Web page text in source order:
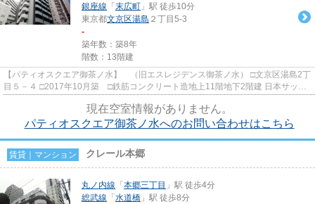
銀座線 「 末広町 」駅 徒歩10分
東京都文京区湯島 ２丁目5-3
-
築年数：築8年
階数：13階建
【パティオスクエア御茶ノ水】 （旧エスレジデンス御茶ノ水） □文京区湯島2丁
目５－４ □2017年10月築 □鉄筋コンクリート造地上11階地下2階建 日本サッカ
現在空室情報がありません。
パティオスクエア御茶ノ水へのお問い合わせはこちら
賃貸｜マンション クレール本郷
丸ノ内線 「 本郷三丁目 」駅 徒歩4分
総武線 「 水道橋 」駅 徒歩8分